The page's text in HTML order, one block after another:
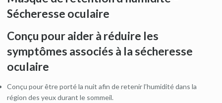
Sécheresse oculaire
Conçu pour aider à réduire les
symptômes associés à la sécheresse
oculaire
Conçu pour être porté la nuit afin de retenir l’humidité dans la
région des yeux durant le sommeil.